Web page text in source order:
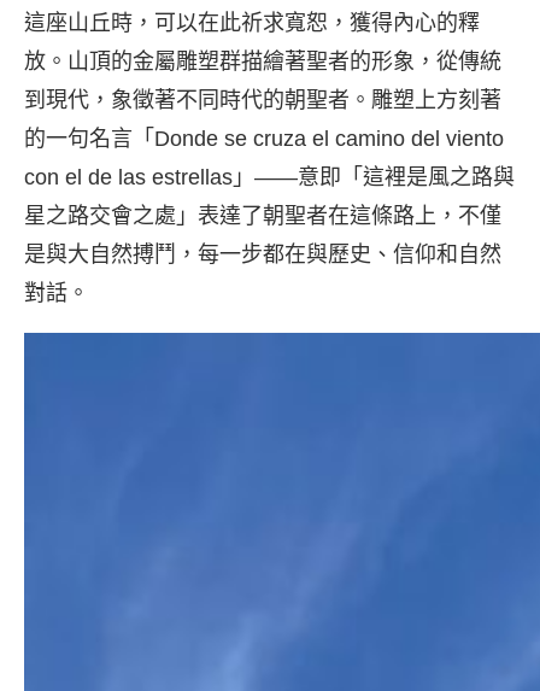
這座山丘時，可以在此祈求寬恕，獲得內心的釋
放。山頂的金屬雕塑群描繪著聖者的形象，從傳統
到現代，象徵著不同時代的朝聖者。雕塑上方刻著
的一句名言「Donde se cruza el camino del viento
con el de las estrellas」——意即「這裡是風之路與
星之路交會之處」表達了朝聖者在這條路上，不僅
是與大自然搏鬥，每一步都在與歷史、信仰和自然
對話。